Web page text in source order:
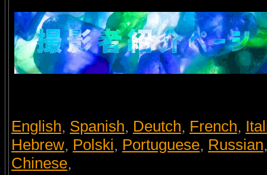
English, Spanish, Deutch, French,
Hebrew, Polski, Portuguese, Russian
Chinese,